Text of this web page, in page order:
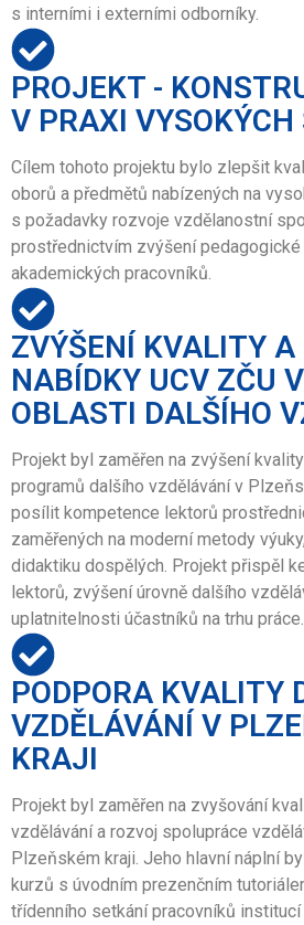
s interními i externími odborníky.
PROJEKT -
V PRAXI VYSOKÝCH
Cílem tohoto projektu bylo zlepšit
oborů a předmětů nabízených na
s požadavky rozvoje vzdělanostní
prostřednictvím zvýšení
akademických pracovníků.
ZVÝŠENÍ KVALITY A
NABÍDKY UCV ZČU
OBLASTI DALŠÍHO
Projekt byl zaměřen na zvýšení
programů dalšího vzdělávání v
posílit kompetence lektorů
zaměřených na moderní metody
didaktiku dospělých. Projekt přispěl
lektorů, zvýšení úrovně dalšího
uplatnitelnosti účastníků na trhu práce.
PODPORA KVALITY
VZDĚLÁVÁNÍ V
KRAJI
Projekt byl zaměřen na zvyšování
vzdělávání a rozvoj spolupráce
Plzeňském kraji. Jeho hlavní náplní
kurzů s úvodním prezenčním
třídenního setkání pracovníků